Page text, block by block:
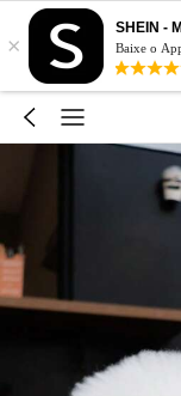
×
SHEIN -
Baixe o